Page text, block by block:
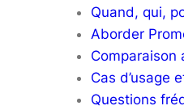
Quand, qui,
Aborder
Comparaison
Cas d’usage
Questions